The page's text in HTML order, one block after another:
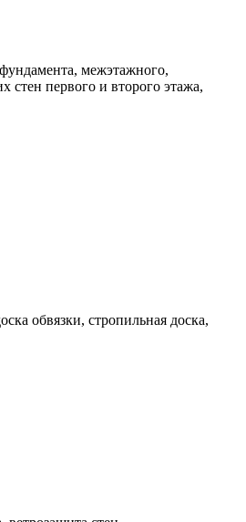
межэтажного,
стен первого и второго этажа,
обвязки, стропильная доска,